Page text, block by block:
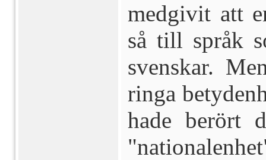
medgivit att
så till språk
svenskar.
ringa
hade berört